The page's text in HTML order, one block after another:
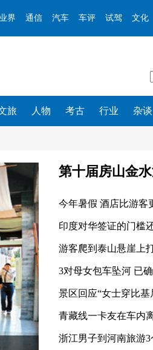
界 通信 汽车 车评 试驾 文化
旅 人物 考古 行业 杂谈
第十届房山金